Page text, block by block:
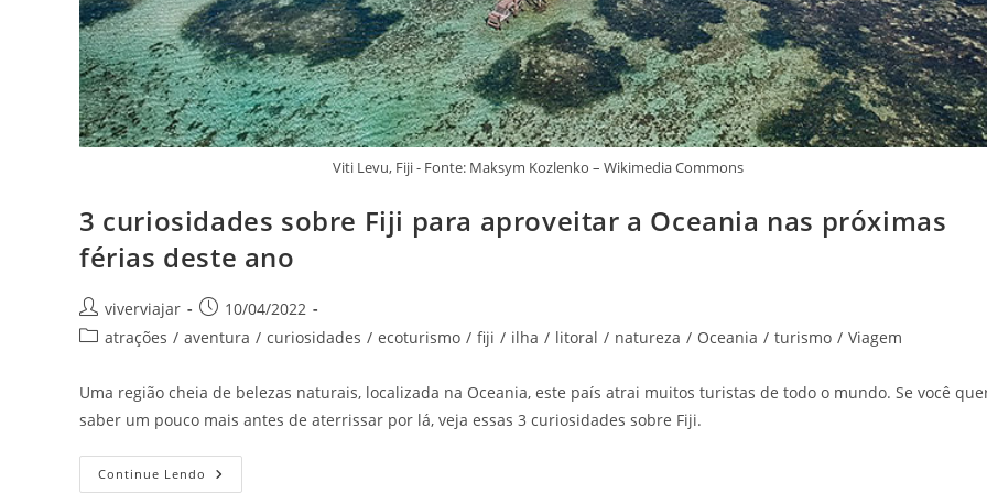
Viti Levu, Fiji - Fonte: Maksym Kozlenko – Wikimedia Commons
3 curiosidades sobre Fiji para aproveitar a Oceania nas próximas
férias deste ano
Autor
do
viverviajar
Post
publicado:
10/04/2022
Categoria
atrações / aventura / curiosidades / ecoturismo / fiji / ilha / litoral / natureza / Oceania / turismo / Viagem
Uma região cheia de belezas naturais, localizada na Oceania, este país atrai muitos turistas de todo o mundo. Se você
saber um pouco mais antes de aterrissar por lá, veja essas 3 curiosidades sobre Fiji.
Continue Lendo
Curiosidades